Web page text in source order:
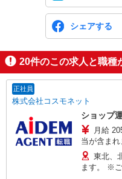
シェアする
20件のこの求人と職種
正社員
株式会社コスモネット
ショップ
月給
当が含ま
30,914円
時間外労
当：月
東北、
ます。 ※